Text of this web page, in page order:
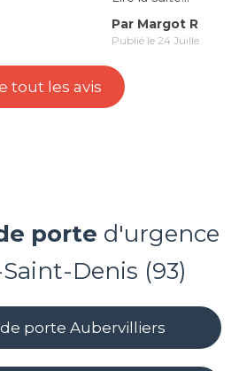
tout les avis
porte d'urgence
Denis (93)
porte Aubervilliers